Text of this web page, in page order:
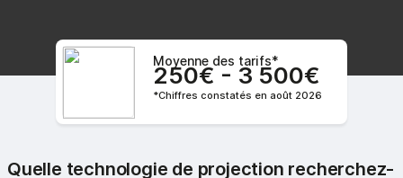
Moyenne des tarifs*
250€ - 3 500€
*Chiffres constatés en août 2026
Quelle technologie de projection recherchez-